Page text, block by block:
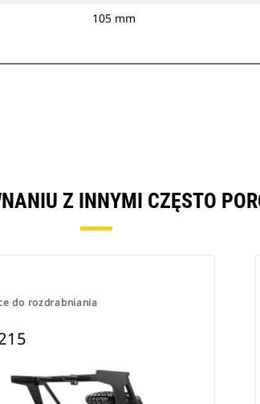
105 mm
Z INNYMI CZĘSTO
do rozdrabniania